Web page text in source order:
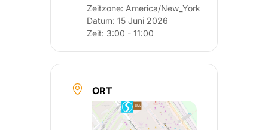
Zeitzone: America/New_York
Datum: 15 Juni 2026
Zeit: 3:00 - 11:00
ORT